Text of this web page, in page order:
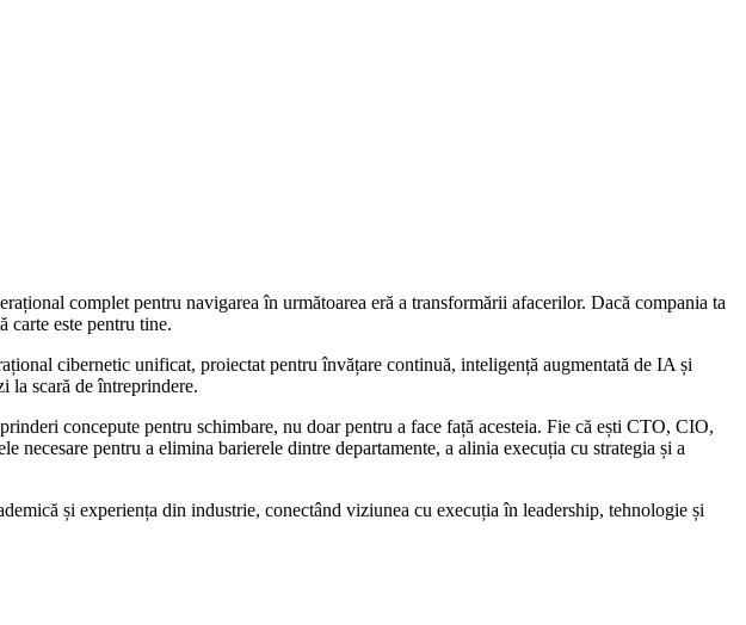
complet pentru navigarea în următoarea eră a transformării afacerilor. Dacă compania ta
carte este pentru tine.
cibernetic unificat, proiectat pentru învățare continuă, inteligență augmentată de IA și
la scară de întreprindere.
concepute pentru schimbare, nu doar pentru a face față acesteia. Fie că ești CTO, CIO,
necesare pentru a elimina barierele dintre departamente, a alinia execuția cu strategia și a
și experiența din industrie, conectând viziunea cu execuția în leadership, tehnologie și